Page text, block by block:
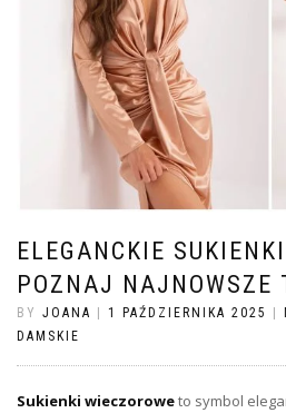
ELEGANCKIE
POZNAJ NAJNOWSZE
BY JOANA | 1 PAŹDZIERNIKA 2025 |
DAMSKIE
Sukienki wieczoroweto symbol